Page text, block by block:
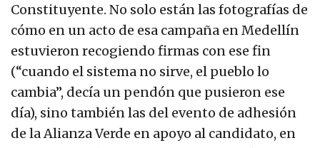
Constituyente. No solo están las fotografías de
cómo en un acto de esa campaña en Medellín
estuvieron recogiendo firmas con ese fin
(“cuando el sistema no sirve, el pueblo lo
cambia”, decía un pendón que pusieron ese
día), sino también las del evento de adhesión
de la Alianza Verde en apoyo al candidato, en